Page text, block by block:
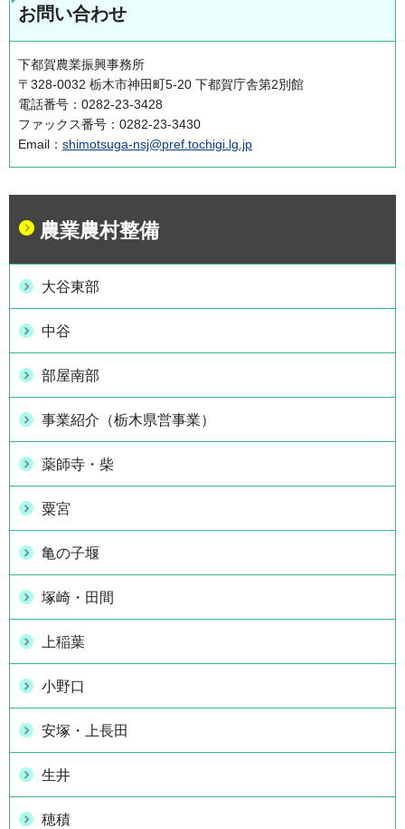
お問い合わせ
下都賀農業振興事務所
〒328-0032 栃木市神田町5-20 下都賀庁舎第2別館
電話番号：0282-23-3428
ファックス番号：0282-23-3430
Email： shimotsuga-nsj@pref.tochigi.lg.jp
農業農村整備
大谷東部
中谷
部屋南部
事業紹介（栃木県営事業）
薬師寺・柴
粟宮
亀の子堰
塚崎・田間
上稲葉
小野口
安塚・上長田
生井
穂積